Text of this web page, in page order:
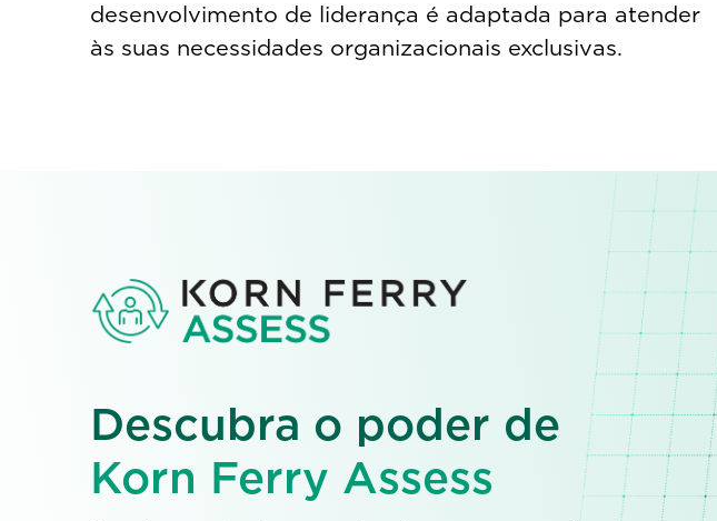
desenvolvimento de liderança é adaptada para atender
às suas necessidades organizacionais exclusivas.
Descubra o poder de
Korn Ferry Assess